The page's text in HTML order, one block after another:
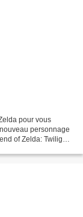
pour vous
personnage
of Zelda: Twilight